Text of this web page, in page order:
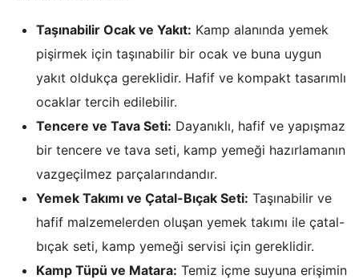
Taşınabilir Ocak ve Yakıt: Kamp alanında yemek
pişirmek için taşınabilir bir ocak ve buna uygun
yakıt oldukça gereklidir. Hafif ve kompakt tasarımlı
ocaklar tercih edilebilir.
Tencere ve Tava Seti: Dayanıklı, hafif ve yapışmaz
bir tencere ve tava seti, kamp yemeği hazırlamanın
vazgeçilmez parçalarındandır.
Yemek Takımı ve Çatal-Bıçak Seti: Taşınabilir ve
hafif malzemelerden oluşan yemek takımı ile çatal-
bıçak seti, kamp yemeği servisi için gereklidir.
Kamp Tüpü ve Matara: Temiz içme suyuna erişimin